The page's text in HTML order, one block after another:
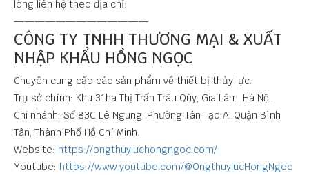
lòng liên hệ theo địa chỉ:
—————————————
CÔNG TY TNHH THƯƠNG MẠI & XUẤT
NHẬP KHẨU HỒNG NGỌC
Chuyên cung cấp các sản phẩm về thiết bị thủy lực.
Trụ sở chính: Khu 31ha Thị Trấn Trâu Qùy, Gia Lâm, Hà Nội.
Chi nhánh: Số 83C Lê Ngung, Phường Tân Tạo A, Quận Bình
Tân, Thành Phố Hồ Chí Minh.
Website: https://ongthuyluchongngoc.com/
Youtube: https://www.youtube.com/@OngthuylucHongNgoc